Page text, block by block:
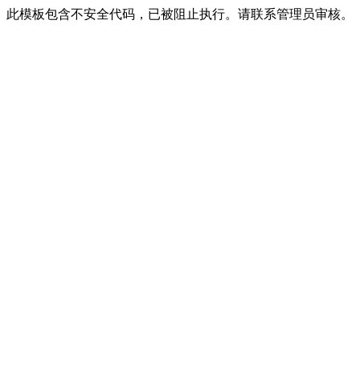
此模板包含不安全代码，已被阻止执行。请联系管理员审核。